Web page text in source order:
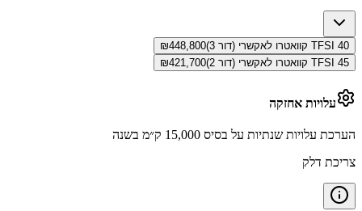
40 TFSI קוואטרו לאקשרי (דור 3) ₪448,800
45 TFSI קוואטרו לאקשרי (דור 2)
₪421,700
עלויות אחזקה
הערכת עלויות שנתיות על בסיס 15,000 ק״מ בשנה
צריכת דלק